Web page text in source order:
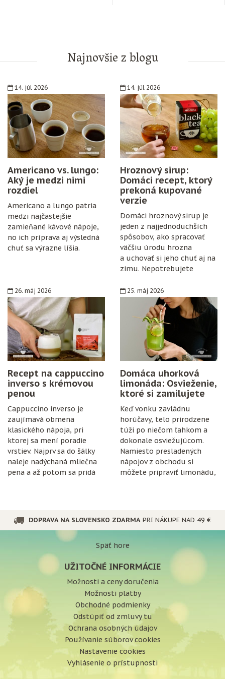
Najnovšie z blogu
14. júl 2026
Americano vs. lungo:
Aký je medzi nimi
rozdiel
Americano a lungo patria
medzi najčastejšie
zamieňané kávové nápoje,
no ich príprava aj výsledná
chuť sa výrazne líšia.
14. júl 2026
Hroznový sirup:
Domáci recept, ktorý
prekoná kupované
verzie
Domáci hroznový sirup je
jeden z najjednoduchších
spôsobov, ako spracovať
väčšiu úrodu hrozna
a uchovať si jeho chuť aj na
zimu. Nepotrebujete
konzervanty ani zložitý
postup. Stačí zrelé hrozno,
cukor, citrón, čisté fľaše
a trochu trpezlivosti.
26. máj 2026
Recept na cappuccino
inverso s krémovou
penou
Cappuccino inverso je
zaujímavá obmena
klasického nápoja, pri
ktorej sa mení poradie
vrstiev. Najprv sa do šálky
naleje nadýchaná mliečna
pena a až potom sa pridá
25. máj 2026
Domáca uhorková
limonáda: Osvieženie,
ktoré si zamilujete
Keď vonku zavládnu
horúčavy, telo prirodzene
túži po niečom ľahkom a
dokonale osviežujúcom.
Namiesto presladených
nápojov z obchodu si
môžete pripraviť limonádu,
DOPRAVA NA SLOVENSKO ZDARMA PRI NÁKUPE NAD 49 €
Späť hore
UŽITOČNÉ INFORMÁCIE
Možnosti a ceny doručenia
Možnosti platby
Obchodné podmienky
Odstúpiť od zmluvy tu
Ochrana osobných údajov
Používanie súborov cookies
Nastavenie cookies
Vyhlásenie o prístupnosti